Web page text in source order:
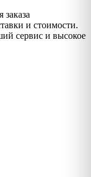
и стоимости.
сервис и высокое